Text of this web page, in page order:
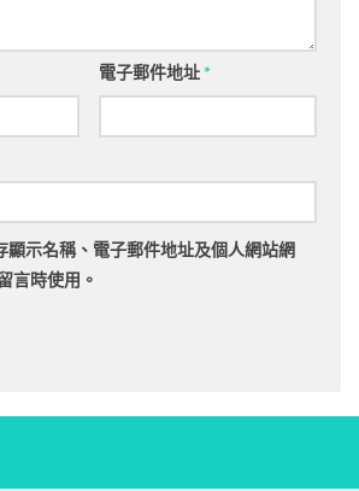
電子郵件地址*
顯示名稱、電子郵件地址及個人網站網
言時使用。